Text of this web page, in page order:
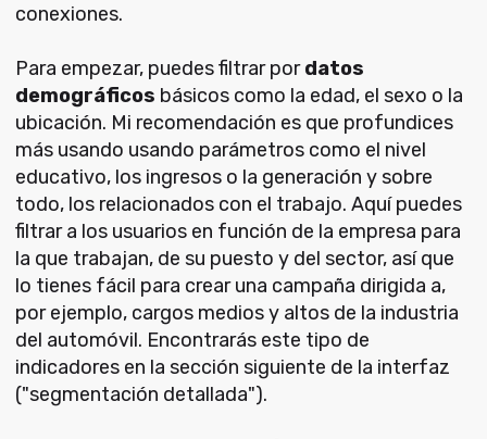
conexiones.
Para empezar, puedes filtrar pordatos
demográficos básicos como la edad, el sexo o la
ubicación. Mi recomendación es que profundices
más usando usando parámetros como el nivel
educativo, los ingresos o la generación y sobre
todo, los relacionados con el trabajo. Aquí puedes
filtrar a los usuarios en función de la empresa para
la que trabajan, de su puesto y del sector, así que
lo tienes fácil para crear una campaña dirigida a,
por ejemplo, cargos medios y altos de la industria
del automóvil. Encontrarás este tipo de
indicadores en la sección siguiente de la interfaz
("segmentación detallada").